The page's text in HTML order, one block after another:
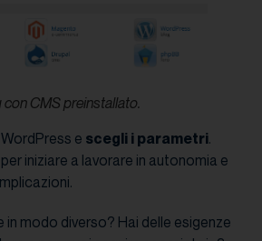
CMS preinstallato.
e scegli i parametri.
iniziare a lavorare in autonomia e
modo diverso? Hai delle esigenze